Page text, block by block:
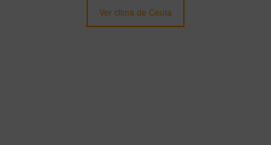
Ver clima de Ceuta